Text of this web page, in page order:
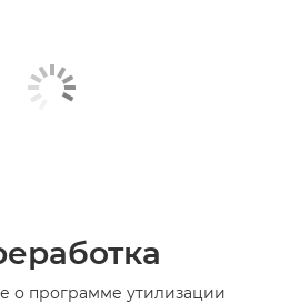
о программе утилизации